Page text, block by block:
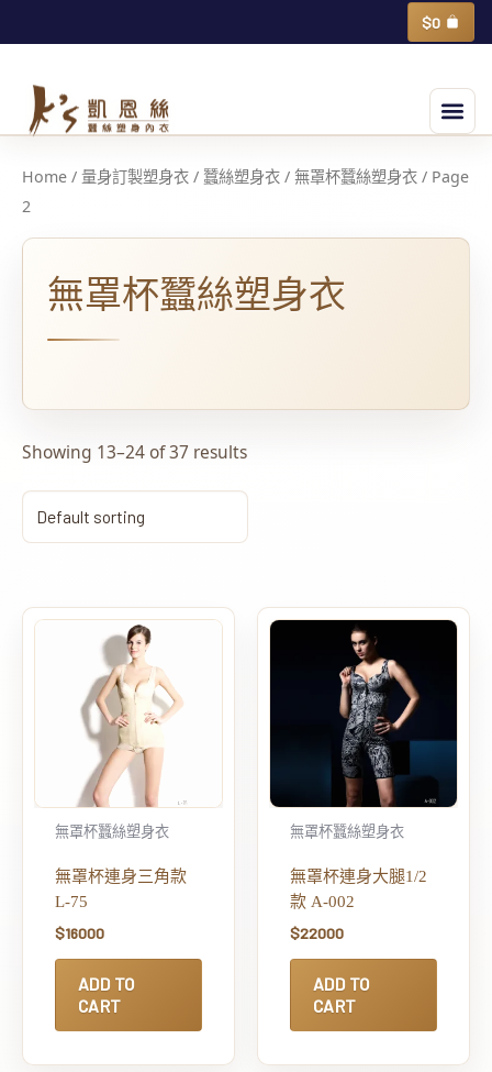
至
內
$0
物
籃
選
單
Home / 量身訂製塑身衣 / 蠶絲塑身衣 / 無罩杯蠶絲塑身衣 / Page
2
無罩杯蠶絲塑身衣
Showing 13–24 of 37 results
無罩杯蠶絲塑身衣
無罩杯連身三角款
L-75
$16000
ADD TO
CART
無罩杯蠶絲塑身衣
無罩杯連身大腿1/2
款 A-002
$22000
ADD TO
CART